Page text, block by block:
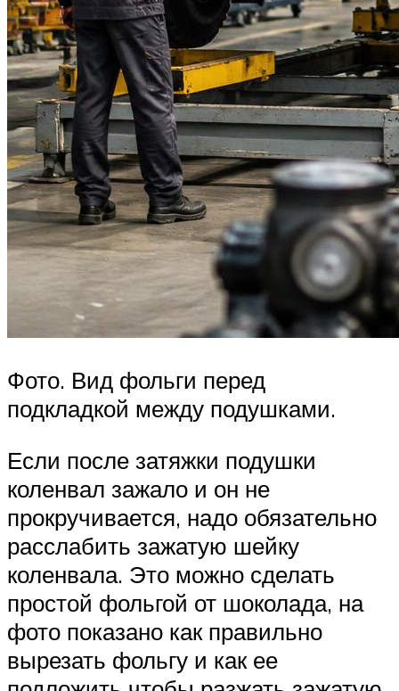
Фото. Вид фольги перед
подкладкой между подушками.
Если после затяжки подушки
коленвал зажало и он не
прокручивается, надо обязательно
расслабить зажатую шейку
коленвала. Это можно сделать
простой фольгой от шоколада, на
фото показано как правильно
вырезать фольгу и как ее